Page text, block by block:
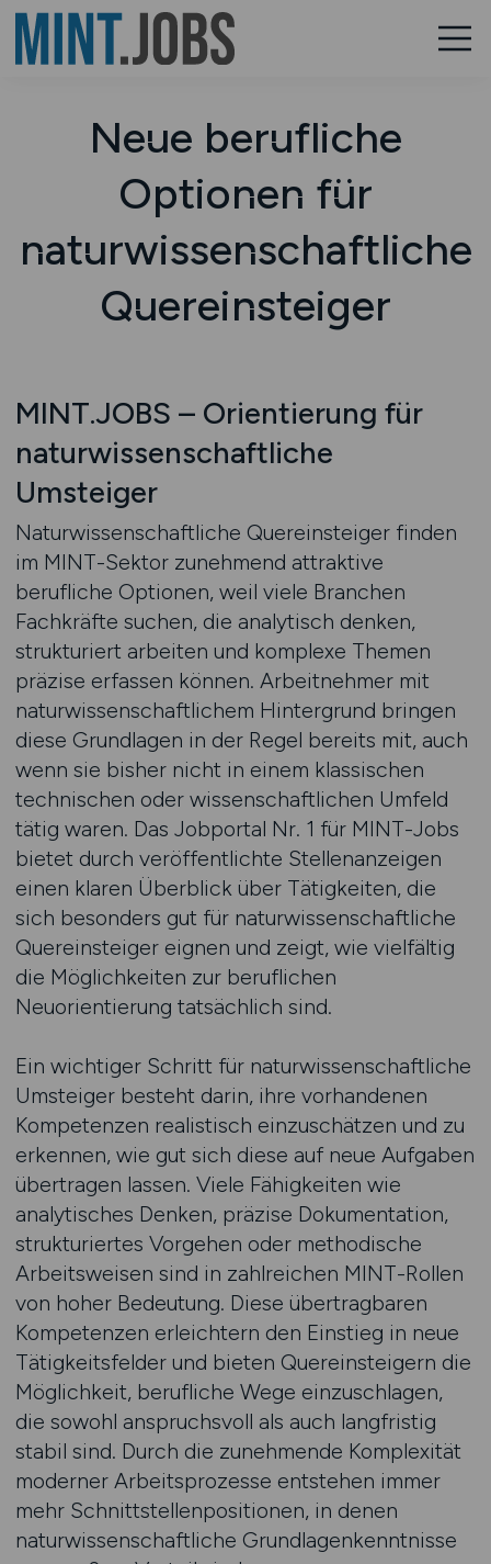
Neue berufliche
Optionen für
naturwissenschaftliche
Quereinsteiger
MINT.JOBS – Orientierung für
naturwissenschaftliche
Umsteiger
Naturwissenschaftliche Quereinsteiger finden
im MINT-Sektor zunehmend attraktive
berufliche Optionen, weil viele Branchen
Fachkräfte suchen, die analytisch denken,
strukturiert arbeiten und komplexe Themen
präzise erfassen können. Arbeitnehmer mit
naturwissenschaftlichem Hintergrund bringen
diese Grundlagen in der Regel bereits mit, auch
wenn sie bisher nicht in einem klassischen
technischen oder wissenschaftlichen Umfeld
tätig waren. Das Jobportal Nr. 1 für MINT-Jobs
bietet durch veröffentlichte Stellenanzeigen
einen klaren Überblick über Tätigkeiten, die
sich besonders gut für naturwissenschaftliche
Quereinsteiger eignen und zeigt, wie vielfältig
die Möglichkeiten zur beruflichen
Neuorientierung tatsächlich sind.
Ein wichtiger Schritt für naturwissenschaftliche
Umsteiger besteht darin, ihre vorhandenen
Kompetenzen realistisch einzuschätzen und zu
erkennen, wie gut sich diese auf neue Aufgaben
übertragen lassen. Viele Fähigkeiten wie
analytisches Denken, präzise Dokumentation,
strukturiertes Vorgehen oder methodische
Arbeitsweisen sind in zahlreichen MINT-Rollen
von hoher Bedeutung. Diese übertragbaren
Kompetenzen erleichtern den Einstieg in neue
Tätigkeitsfelder und bieten Quereinsteigern die
Möglichkeit, berufliche Wege einzuschlagen,
die sowohl anspruchsvoll als auch langfristig
stabil sind. Durch die zunehmende Komplexität
moderner Arbeitsprozesse entstehen immer
mehr Schnittstellenpositionen, in denen
naturwissenschaftliche Grundlagenkenntnisse